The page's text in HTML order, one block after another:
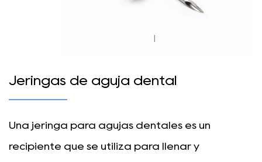
Jeringas de aguja dental
Una jeringa para agujas dentales es un
recipiente que se utiliza para llenar y